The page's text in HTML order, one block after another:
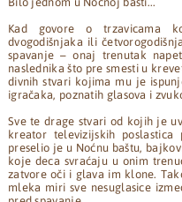
Kad govore o trzavicama
dvogodišnjaka ili
spavanje – onaj trenutak
naslednika što pre smesti u
divnih stvari kojima mu je
igračaka, poznatih glasova i
Sve te drage stvari od kojih je
kreator televizijskih poslastica
preselio je u Noćnu baštu,
koje deca svraćaju u onim
zatvore oči i glava im klone.
mleka miri sve nesuglasice